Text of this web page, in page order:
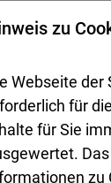
zu
Webseite
für
für Sie
zu